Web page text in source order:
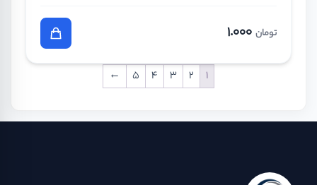
تومان 1.000
1
2
3
4
5
←